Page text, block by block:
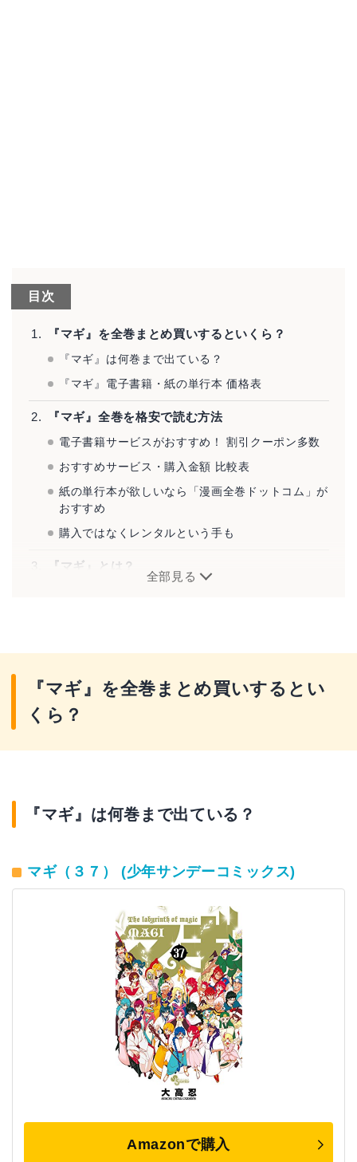
目次
『マギ』を全巻まとめ買いするといくら？
『マギ』は何巻まで出ている？
『マギ』電子書籍・紙の単行本 価格表
『マギ』全巻を格安で読む方法
電子書籍サービスがおすすめ！ 割引クーポン多数
おすすめサービス・購入金額 比較表
紙の単行本が欲しいなら「漫画全巻ドットコム」が
おすすめ
購入ではなくレンタルという手も
『マギ』とは？
全部見る
『マギ』を全巻まとめ買いするとい
くら？
『マギ』は何巻まで出ている？
マギ（３７） (少年サンデーコミックス)
Amazonで購入